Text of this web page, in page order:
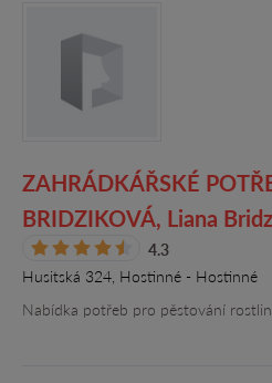
ZAHRÁDKÁŘSKÉ
BRIDZIKOVÁ, Liana
4.3
Husitská 324, Hostinné - Hostinné
Nabídka potřeb pro pěstování rostlin.